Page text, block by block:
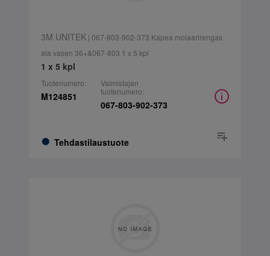
3M UNITEK| 067-803-902-373 Kapea molaarirengas
ala vasen 36+&067-803 1 x 5 kpl
1 x 5 kpl
Tuotenumero:
M124851
Tehdastilaustuote
Valmistajan
tuotenumero:
067-803-902-373